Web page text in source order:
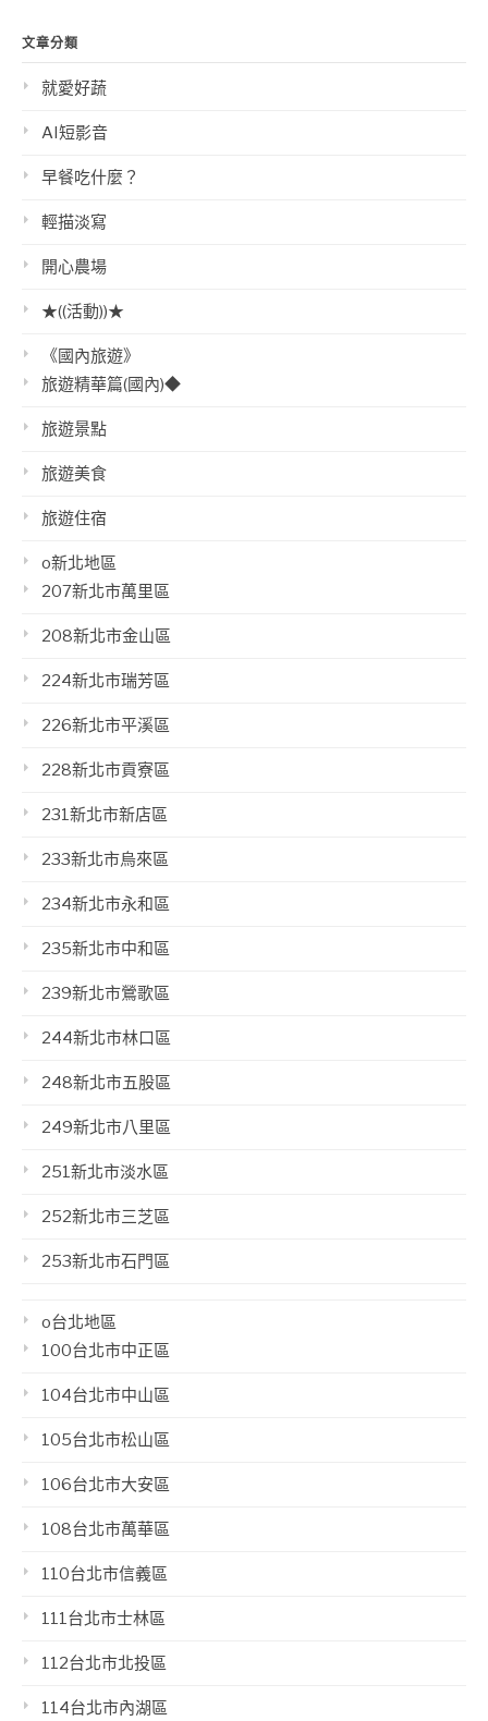
文章分類
就愛好蔬
AI短影音
早餐吃什麼？
輕描淡寫
開心農場
★((活動))★
《國內旅遊》
旅遊精華篇(國內)◆
旅遊景點
旅遊美食
旅遊住宿
o新北地區
207新北市萬里區
208新北市金山區
224新北市瑞芳區
226新北市平溪區
228新北市貢寮區
231新北市新店區
233新北市烏來區
234新北市永和區
235新北市中和區
239新北市鶯歌區
244新北市林口區
248新北市五股區
249新北市八里區
251新北市淡水區
252新北市三芝區
253新北市石門區
o台北地區
100台北市中正區
104台北市中山區
105台北市松山區
106台北市大安區
108台北市萬華區
110台北市信義區
111台北市士林區
112台北市北投區
114台北市內湖區